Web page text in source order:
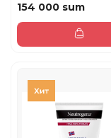
154 000 sum